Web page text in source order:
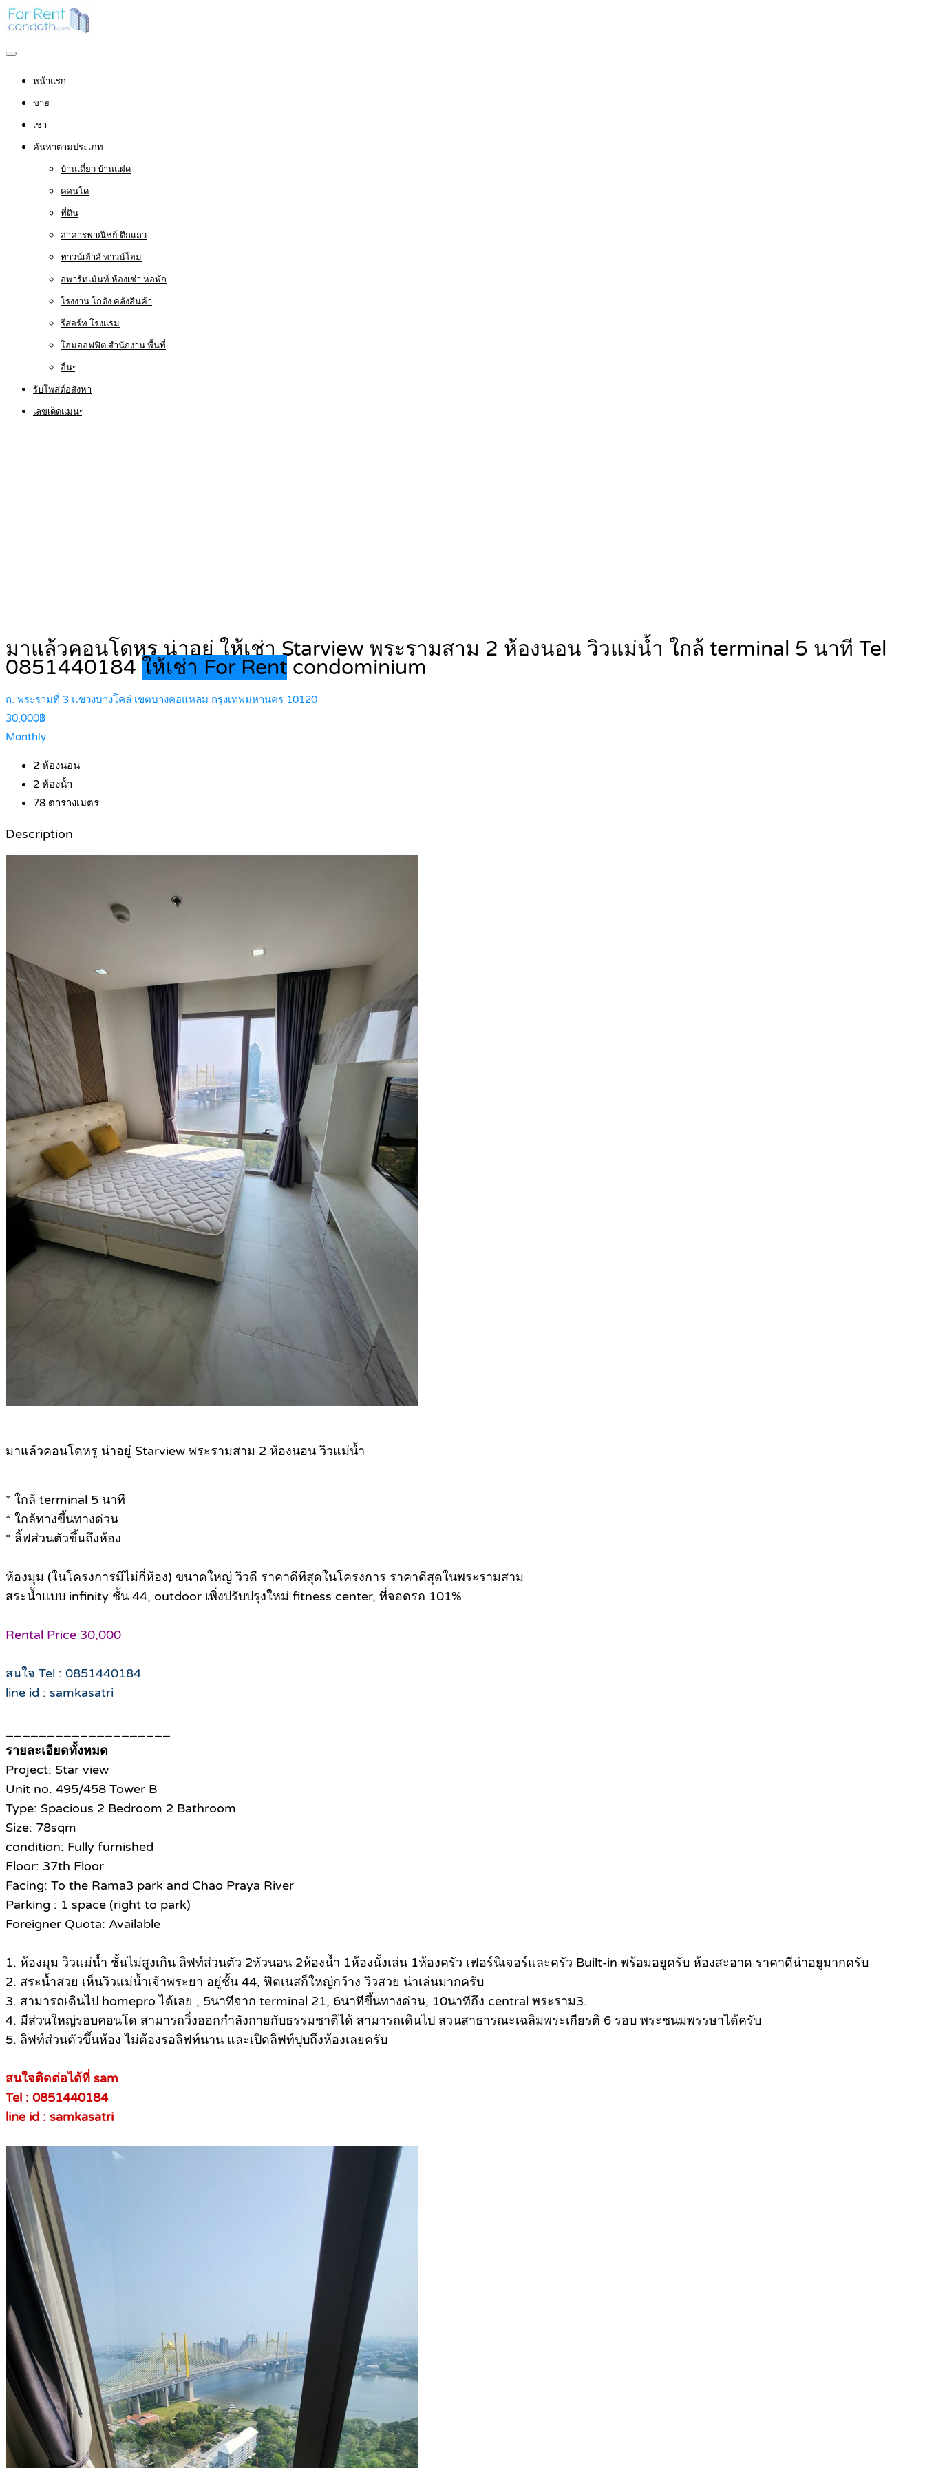
หน้าแรก
ขาย
เช่า
ค้นหาตามประเภท
บ้านเดี่ยว บ้านแฝด
คอนโด
ที่ดิน
อาคารพาณิชย์ ตึกแถว
ทาวน์เฮ้าส์ ทาวน์โฮม
อพาร์ทเม้นท์ ห้องเช่า หอพัก
โรงงาน โกดัง คลังสินค้า
รีสอร์ท โรงแรม
โฮมออฟฟิต สำนักงาน พื้นที่
อื่นๆ
รับโพสต์อสังหา
เลขเด็ดแม่นๆ
มาแล้วคอนโดหรู น่าอยู่ ให้เช่า Starview พระรามสาม 2 ห้องนอน วิวแม่น้ำ ใกล้ terminal 5 นาที Tel
0851440184 ให้เช่า For Rent condominium
ถ. พระรามที่ 3 แขวงบางโคล่ เขตบางคอแหลม กรุงเทพมหานคร 10120
30,000฿
Monthly
2 ห้องนอน
2 ห้องน้ำ
78 ตารางเมตร
Description
มาแล้วคอนโดหรู น่าอยู่ Starview พระรามสาม 2 ห้องนอน วิวแม่น้ำ
* ใกล้ terminal 5 นาที
* ใกล้ทางขึ้นทางด่วน
* ลิ้ฟส่วนตัวขึ้นถึงห้อง
ห้องมุม (ในโครงการมีไม่กี่ห้อง) ขนาดใหญ่ วิวดี ราคาดีทีสุดในโครงการ ราคาดีสุดในพระรามสาม
สระน้ำแบบ infinity ชั้น 44, outdoor เพิ่งปรับปรุงใหม่ fitness center, ที่จอดรถ 101%
Rental Price 30,000
สนใจ Tel : 0851440184
line id : samkasatri
รายละเอียดทั้งหมด
Project: Star view
Unit no. 495/458 Tower B
Type: Spacious 2 Bedroom 2 Bathroom
Size: 78sqm
condition: Fully furnished
Floor: 37th Floor
Facing: To the Rama3 park and Chao Praya River
Parking : 1 space (right to park)
Foreigner Quota: Available
1. ห้องมุม วิวแม่น้ำ ชั้นไม่สูงเกิน ลิฟท์ส่วนตัว 2หัวนอน 2ห้องน้ำ 1ห้องนั้งเล่น 1ห้องครัว เฟอร์นิเจอร์และครัว Built-in พร้อมอยูครับ ห้องสะอาด ราคาดีน่าอยูมากครับ
2. สระน้ำสวย เห็นวิวแม่น้ำเจ้าพระยา อยู่ชั้น 44, ฟิตเนสก็ใหญ่กว้าง วิวสวย น่าเล่นมากครับ
3. สามารถเดินไป homepro ได้เลย , 5นาทีจาก terminal 21, 6นาทีขึ้นทางด่วน, 10นาทีถึง central พระราม3.
4. มีส่วนใหญ่รอบคอนโด สามารถวิ่งออกกำลังกายกับธรรมชาติได้ สามารถเดินไป สวนสาธารณะเฉลิมพระเกียรติ 6 รอบ พระชนมพรรษาได้ครับ
5. ลิฟท์ส่วนตัวขึ้นห้อง ไม่ต้องรอลิฟท์นาน และเปิดลิฟท์ปุบถึงห้องเลยครับ
สนใจติดต่อได้ที่ sam
Tel : 0851440184
line id : samkasatri